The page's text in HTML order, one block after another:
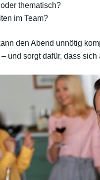
thematisch?
im Team?
den Abend unnötig
und sorgt dafür, dass